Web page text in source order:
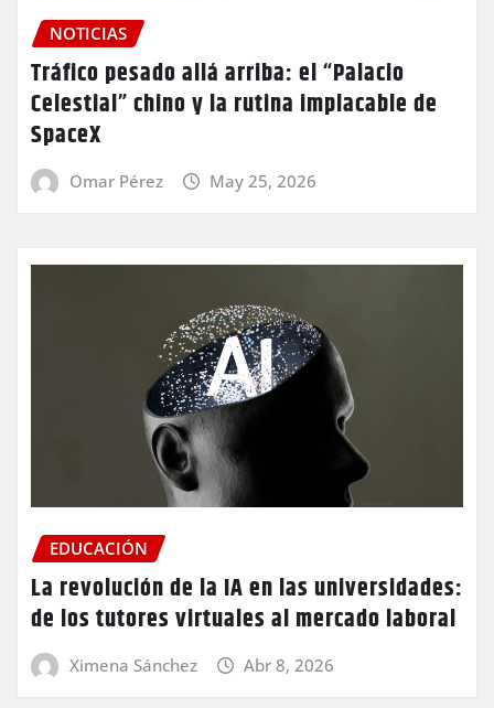
NOTICIAS
Tráfico pesado allá arriba: el “Palacio
Celestial” chino y la rutina implacable de
SpaceX
Omar Pérez May 25, 2026
EDUCACIÓN
La revolución de la IA en las universidades:
de los tutores virtuales al mercado laboral
Ximena Sánchez Abr 8, 2026